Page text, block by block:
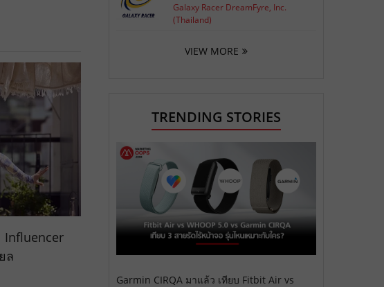
Influencer
ล
Galaxy Racer DreamFyre, Inc.
(Thailand)
VIEW MORE
TRENDING STORIES
Garmin CIRQA มาแล้ว เทียบ Fitbit Air vs